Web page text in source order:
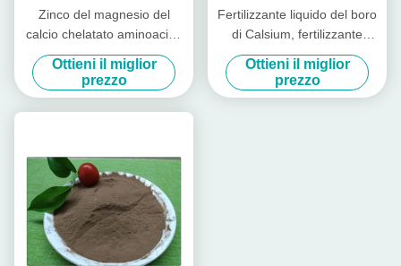
Zinco del magnesio del
calcio chelatato aminoacido
dei micronutrienti degli spray
fogliari dei banani
Ottieni il miglior
prezzo
Fertilizzante liquido del boro
di Calsium, fertilizzante
dell'albero da frutto con gli
aminoacidi in piante
Ottieni il miglior
prezzo